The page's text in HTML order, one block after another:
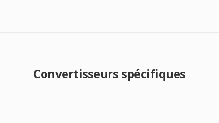
Convertisseurs spécifiques